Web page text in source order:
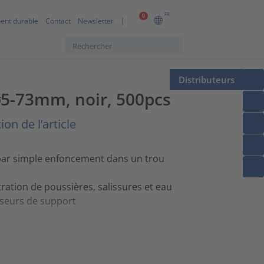
0 FR
durable Contact Newsletter
Distributeurs
73mm, noir, 500pcs
de l’article
simple enfoncement dans un trou
de poussières, salissures et eau
de support